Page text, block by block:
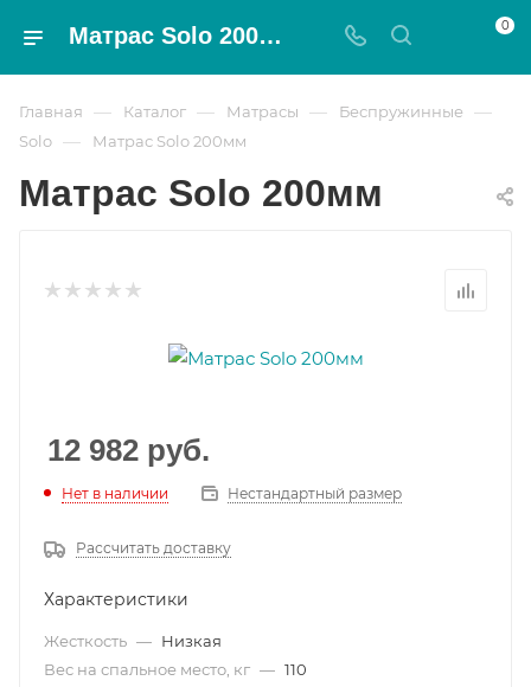
Матрас Solo 200мм - Magnat 0
Главная — Каталог — Матрасы — Беспружинные —
Solo — Матрас Solo 200мм
Матрас Solo 200мм
12 982 руб.
Нет в наличии Нестандартный размер
Рассчитать доставку
Характеристики
Жесткость — Низкая
Вес на спальное место, кг — 110